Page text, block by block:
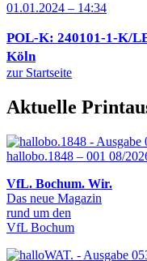
01.01.2024 – 14:34
POL-K: 240101-1-K/
Köln
zur Startseite
Aktuelle
hallobo.1848 – 001 08/
VfL. Bochum. Wir.
Das neue Magazin
rund um den
VfL Bochum